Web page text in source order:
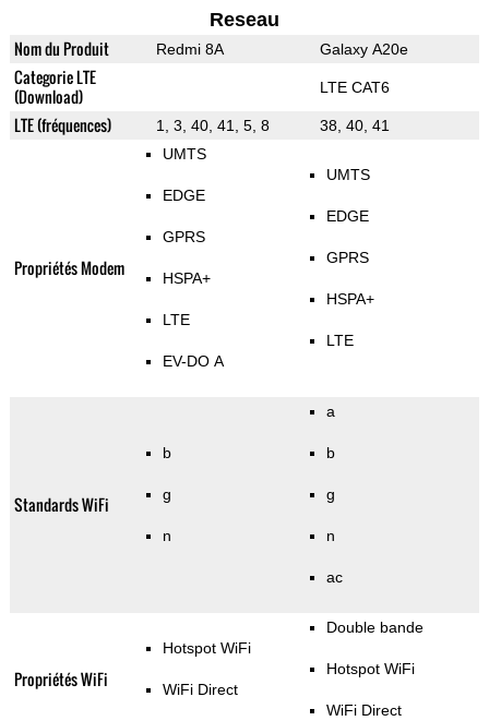
Reseau
Nom du Produit Redmi 8A Galaxy A20e
Categorie LTE
(Download)
LTE CAT6
LTE (fréquences) 1, 3, 40, 41, 5, 8 38, 40, 41
Propriétés Modem
UMTS
EDGE
GPRS
HSPA+
LTE
EV-DO A
UMTS
EDGE
GPRS
HSPA+
LTE
Standards WiFi
b
g
n
a
b
g
n
ac
Propriétés WiFi
Hotspot WiFi
WiFi Direct
Double bande
Hotspot WiFi
WiFi Direct